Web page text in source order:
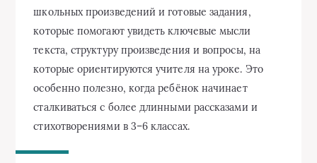
школьных произведений и готовые задания,
которые помогают увидеть ключевые мысли
текста, структуру произведения и вопросы, на
которые ориентируются учителя на уроке. Это
особенно полезно, когда ребёнок начинает
сталкиваться с более длинными рассказами и
стихотворениями в 3–6 классах.